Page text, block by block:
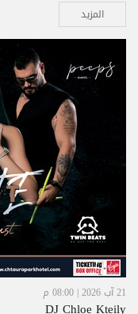
المزيد
21 آب 2026 | 08:00 م
DJ Chloe Kteily